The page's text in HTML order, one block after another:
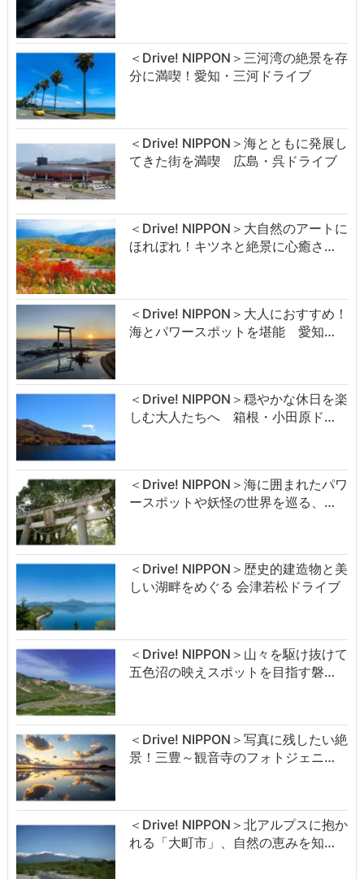
＜Drive! NIPPON＞三河湾の絶景を存
分に満喫！愛知・三河ドライブ
＜Drive! NIPPON＞海とともに発展し
てきた街を満喫 広島・呉ドライブ
＜Drive! NIPPON＞大自然のアートに
ほれぼれ！キツネと絶景に心癒さ…
＜Drive! NIPPON＞大人におすすめ！
海とパワースポットを堪能 愛知…
＜Drive! NIPPON＞穏やかな休日を楽
しむ大人たちへ 箱根・小田原ド…
＜Drive! NIPPON＞海に囲まれたパワ
ースポットや妖怪の世界を巡る、…
＜Drive! NIPPON＞歴史的建造物と美
しい湖畔をめぐる 会津若松ドライブ
＜Drive! NIPPON＞山々を駆け抜けて
五色沼の映えスポットを目指す磐…
＜Drive! NIPPON＞写真に残したい絶
景！三豊～観音寺のフォトジェニ…
＜Drive! NIPPON＞北アルプスに抱か
れる「大町市」、自然の恵みを知…